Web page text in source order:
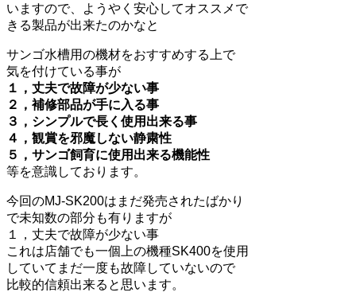
いますので、ようやく安心してオススメで
きる製品が出来たのかなと
サンゴ水槽用の機材をおすすめする上で
気を付けている事が
１，丈夫で故障が少ない事
２，補修部品が手に入る事
３，シンプルで長く使用出来る事
４，観賞を邪魔しない静粛性
５，サンゴ飼育に使用出来る機能性
等を意識しております。
今回のMJ-SK200はまだ発売されたばかり
で未知数の部分も有りますが
１，丈夫で故障が少ない事
これは店舗でも一個上の機種SK400を使用
していてまだ一度も故障していないので
比較的信頼出来ると思います。